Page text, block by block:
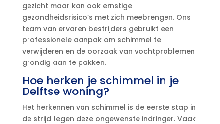
gezicht maar kan ook ernstige
gezondheidsrisico’s met zich meebrengen.​ Ons
team van ervaren bestrijders gebruikt een
professionele aanpak om schimmel te
verwijderen en de oorzaak van vochtproblemen
grondig aan te pakken.​
Hoe herken je schimmel in je
Delftse woning?
Het herkennen van schimmel is de eerste stap in
de strijd tegen deze ongewenste indringer.​ Vaak